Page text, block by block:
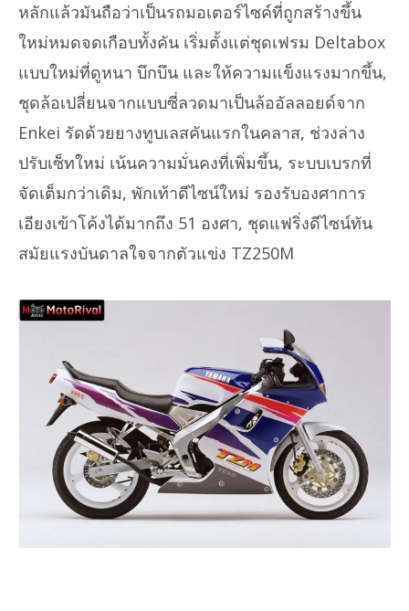
หลักแล้วมันถือว่าเป็นรถมอเตอร์ไซค์ที่ถูกสร้างขึ้น
ใหม่หมดจดเกือบทั้งคัน เริ่มตั้งแต่ชุดเฟรม Deltabox
แบบใหม่ที่ดูหนา บึกบึน และให้ความแข็งแรงมากขึ้น,
ชุดล้อเปลี่ยนจากแบบซี่ลวดมาเป็นล้ออัลลอยด์จาก
Enkei รัดด้วยยางทูบเลสคันแรกในคลาส, ช่วงล่าง
ปรับเซ็ทใหม่ เน้นความมั่นคงที่เพิ่มขึ้น, ระบบเบรกที่
จัดเต็มกว่าเดิม, พักเท้าดีไซน์ใหม่ รองรับองศาการ
เอียงเข้าโค้งได้มากถึง 51 องศา, ชุดแฟริ่งดีไซน์ทัน
สมัยแรงบันดาลใจจากตัวแข่ง TZ250M